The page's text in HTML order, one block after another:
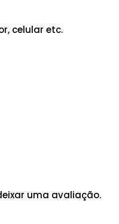
celular etc.
uma avaliação.